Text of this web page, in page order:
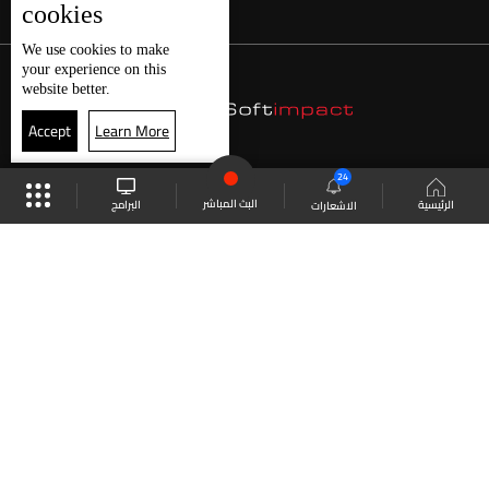
الرئيسية الاشعارات
24
البث المباشر البرامج
cookies
We use cookies to make
your experience on this
website better.
Accept Learn More
موقع البرامج الجدول البث المباشر